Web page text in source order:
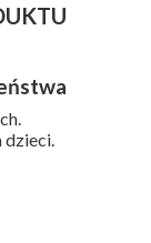
dzieci.